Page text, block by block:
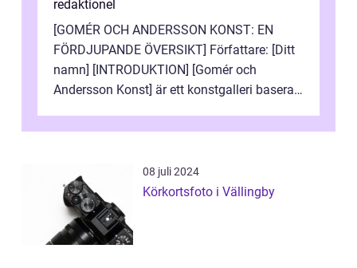
redaktionel
[GOMÉR OCH ANDERSSON KONST: EN
FÖRDJUPANDE ÖVERSIKT] Författare: [Ditt
namn] [INTRODUKTION] [Gomér och
Andersson Konst] är ett konstgalleri baserat
och sälj...
08 juli 2024
Körkortsfoto i Vällingby